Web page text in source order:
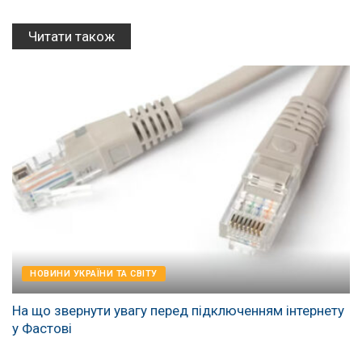
Читати також
НОВИНИ УКРАЇНИ ТА СВІТУ
На що звернути увагу перед підключенням інтернету
у Фастові